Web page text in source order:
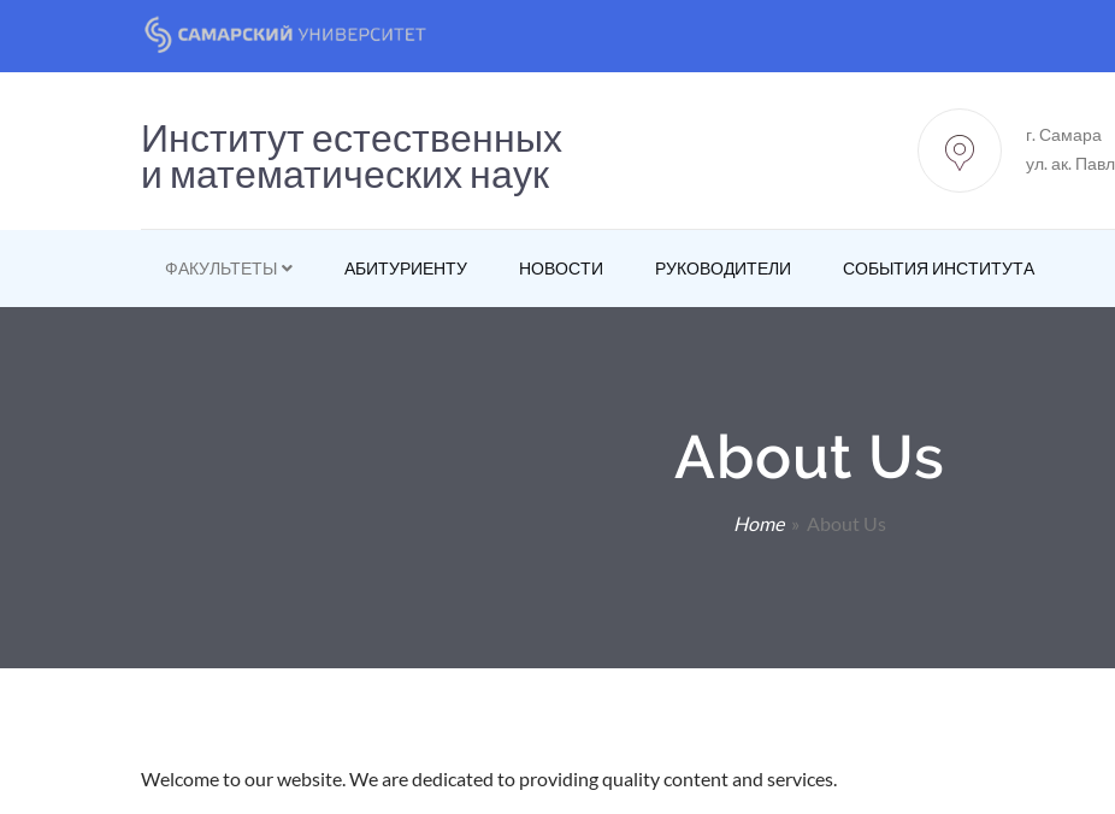
Институт естественных
и математических наук
г. Самара
ул. ак.
ФАКУЛЬТЕТЫ АБИТУРИЕНТУ НОВОСТИ РУКОВОДИТЕЛИ СОБЫТИЯ ИНСТИТУТА
About Us
Home» About Us
Welcome to our website. We are dedicated to providing quality content and services.